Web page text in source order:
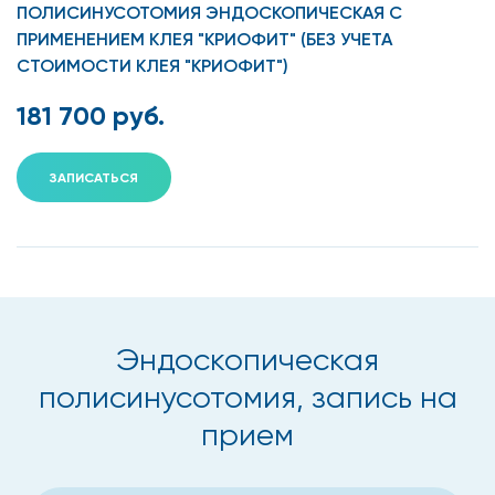
Оперативное вмешательство назначается врачом
отоларингологом если у пациента:
хронический синусит;
инородное тело в полости пазухи;
мукоцеле;
острый осложненный синусит;
Преимущества выполнения
полисинусотомии в
медицинском центре
ПОЛИСИНУСОТОМИЯ ЭНДОСКОПИЧЕСКАЯ С
ПРИМЕНЕНИЕМ КЛЕЯ "КРИОФИТ" (БЕЗ УЧЕТА
СТОИМОСТИ КЛЕЯ "КРИОФИТ")
181 700 руб.
ЗАПИСАТЬСЯ
Эндоскопическая
полисинусотомия, запись на
прием